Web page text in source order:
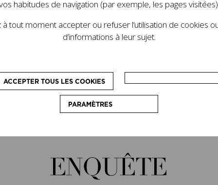
ENQUÊTE
habitudes de navigation (par exemple, les pages
à tout moment accepter ou refuser l’utilisation de cookies
d’informations à leur sujet.
ACCEPTER TOUS LES COOKIES
PARAMÈTRES